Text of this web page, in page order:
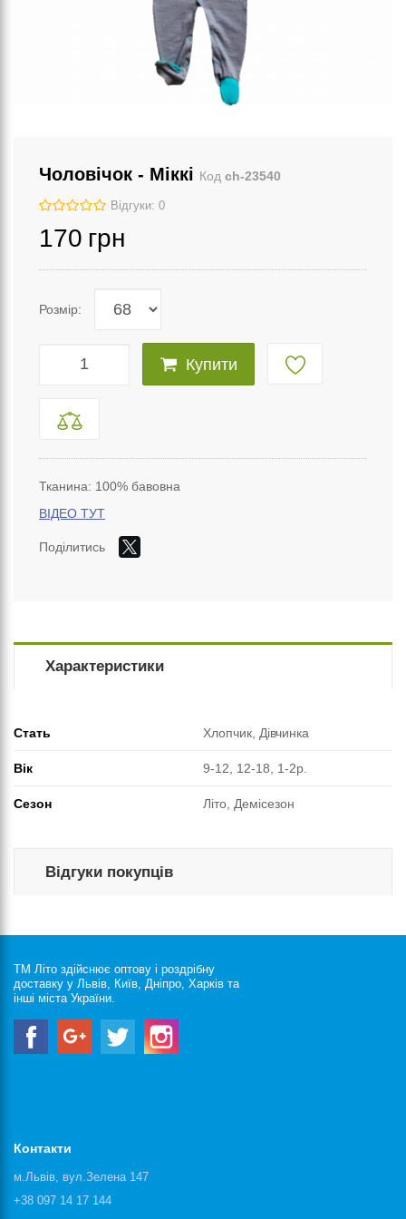
Чоловічок - Міккі Код ch-23540
Відгуки: 0
170 грн
Розмір:
Купити
Тканина: 100% бавовна
ВІДЕО ТУТ
Поділитись
Характеристики
Стать Хлопчик, Дівчинка
Вік 9-12, 12-18, 1-2р.
Сезон Літо, Демісезон
Відгуки покупців
ТМ Літо здійснює оптову і роздрібну
доставку у Львів, Київ, Дніпро, Харків та
інші міста України.
Контакти
м.Львів, вул.Зелена 147
+38 097 14 17 144